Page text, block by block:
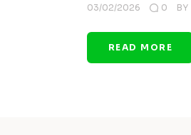
03/02/2026 0 BY
READ MORE